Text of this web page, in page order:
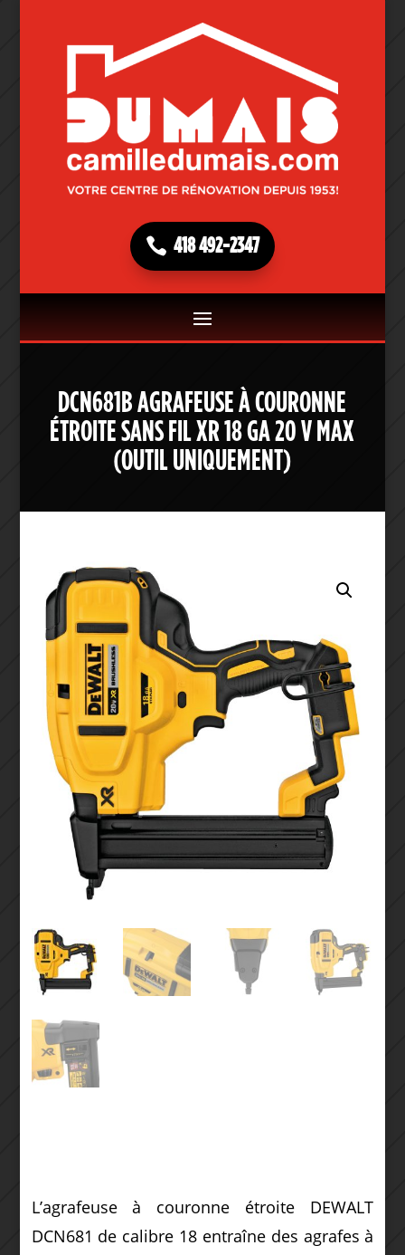
418 492-2347
DCN681B AGRAFEUSE À COURONNE
ÉTROITE SANS FIL XR 18 GA 20 V MAX
(OUTIL UNIQUEMENT)
L’agrafeuse à couronne étroite DEWALT
DCN681 de calibre 18 entraîne des agrafes à